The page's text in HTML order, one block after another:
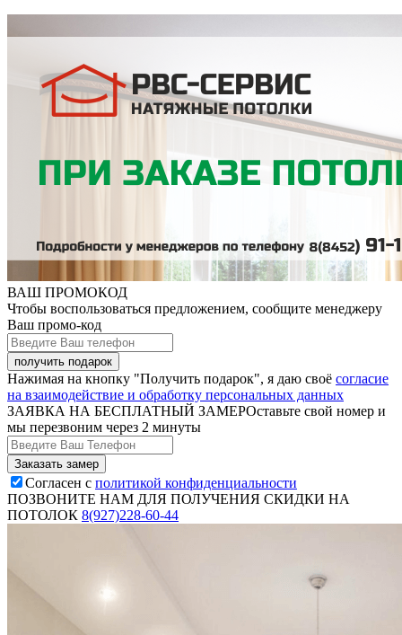
ВАШ ПРОМОКОД
Чтобы воспользоваться предложением, сообщите менеджеру
Ваш промо-код
Нажимая на кнопку "Получить подарок", я даю своё согласие
на взаимодействие и обработку персональных данных
ЗАЯВКА НА БЕСПЛАТНЫЙ ЗАМЕРОставьте свой номер и
мы перезвоним через 2 минуты
Согласен с политикой конфиденциальности
ПОЗВОНИТЕ НАМ ДЛЯ ПОЛУЧЕНИЯ СКИДКИ НА
ПОТОЛОК 8(927)228-60-44